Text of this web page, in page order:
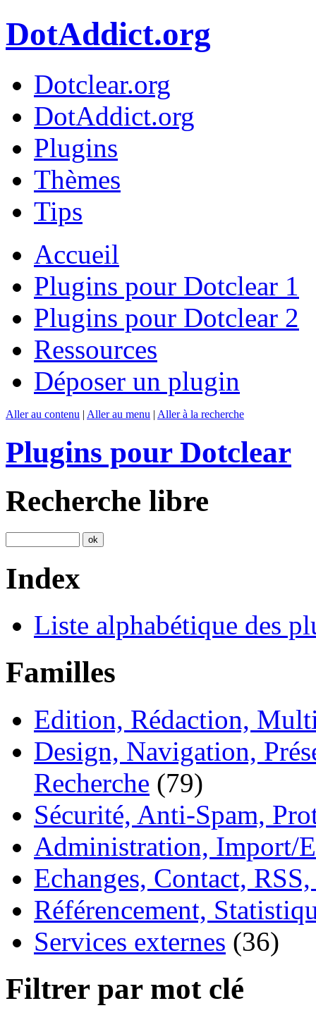
DotAddict.org
Dotclear.org
DotAddict.org
Plugins
Thèmes
Tips
Accueil
Plugins pour Dotclear 1
Plugins pour Dotclear 2
Ressources
Déposer un plugin
Aller au contenu | Aller au menu | Aller à la recherche
Plugins pour Dotclear
Recherche libre
Index
Liste alphabétique des
Familles
Edition, Rédaction,
Design, Navigation,
Recherche (79)
Sécurité, Anti-Spam,
Administration, Import/
Echanges, Contact,
Référencement,
Services externes (36)
Filtrer par mot clé